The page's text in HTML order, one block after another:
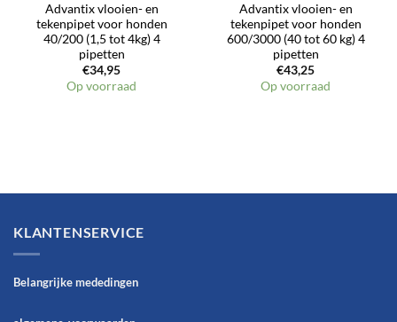
Advantix vlooien- en
tekenpipet voor honden
40/200 (1,5 tot 4kg) 4
pipetten
€34,95
Op voorraad
Advantix vlooien- en
tekenpipet voor honden
600/3000 (40 tot 60 kg) 4
pipetten
€43,25
Op voorraad
KLANTENSERVICE
Belangrijke mededingen